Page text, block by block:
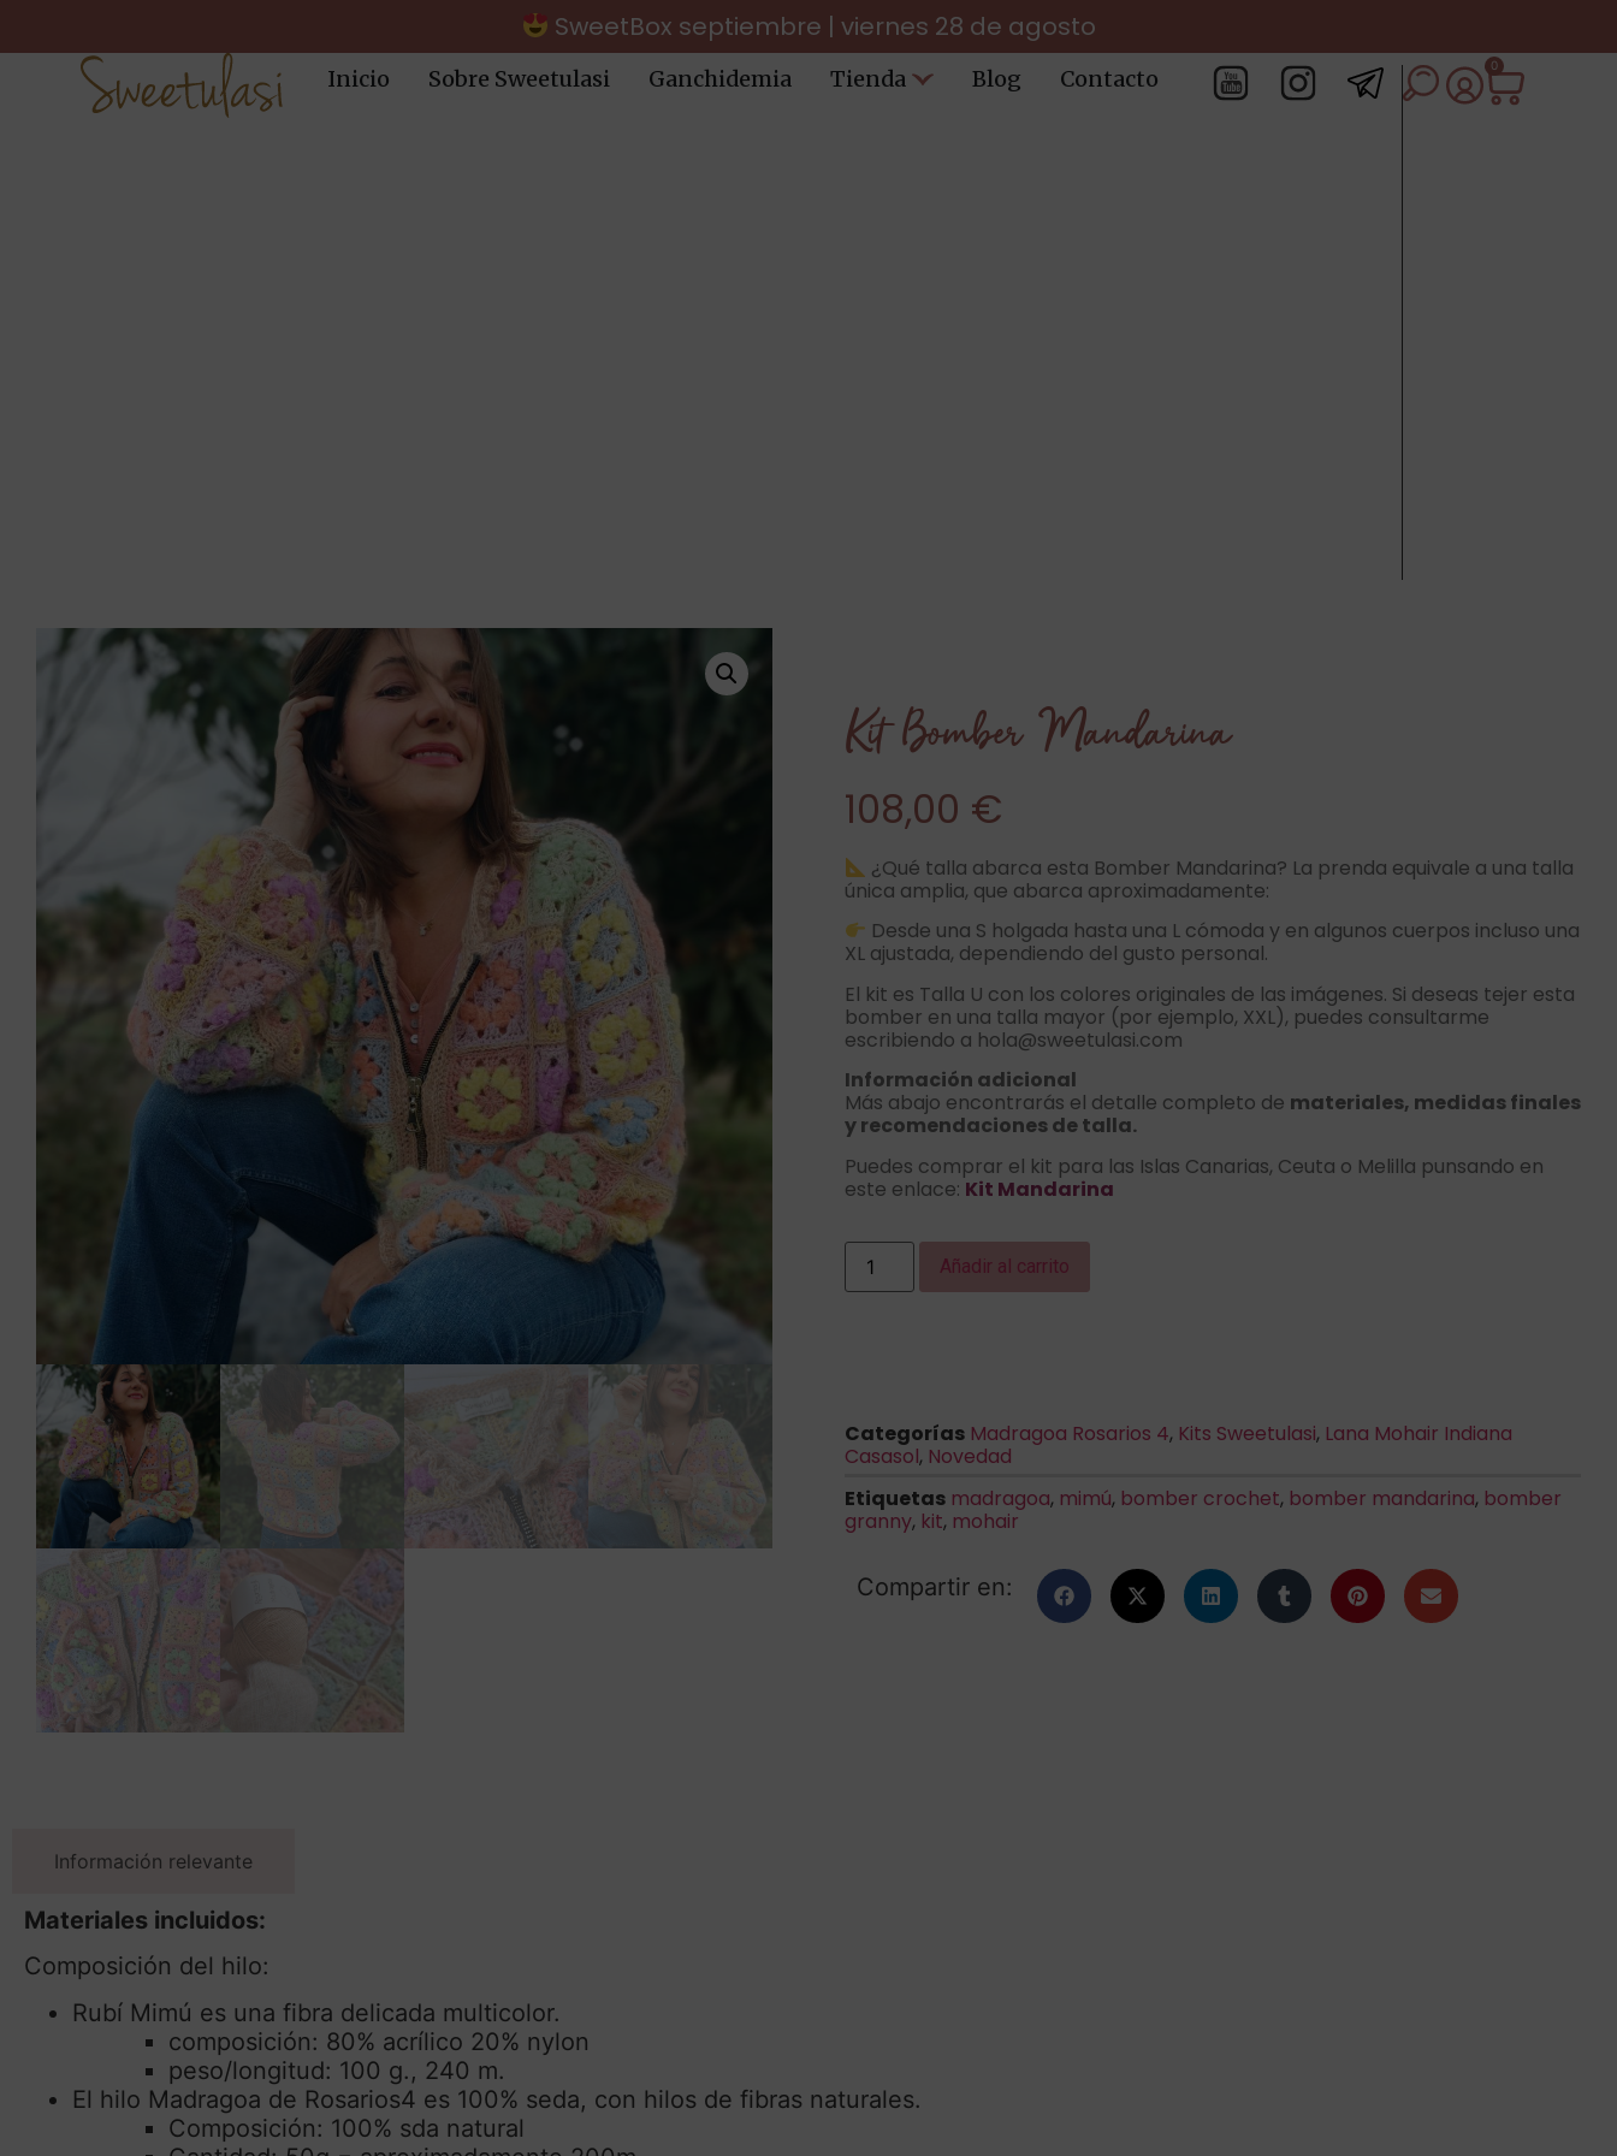
SweetBox septiembre | viernes 28 de agosto
Inicio Sobre Sweetulasi Ganchidemia Tienda Blog Contacto 0
Kit Bomber Mandarina
108,00 €
¿Qué talla abarca esta Bomber Mandarina? La prenda equivale a una talla
única amplia, que abarca aproximadamente:
Desde una S holgada hasta una L cómoda y en algunos cuerpos incluso una
XL ajustada, dependiendo del gusto personal.
El kit es Talla U con los colores originales de las imágenes. Si deseas tejer esta
bomber en una talla mayor (por ejemplo, XXL), puedes consultarme
escribiendo a hola@sweetulasi.com
Información adicional
Más abajo encontrarás el detalle completo de materiales, medidas finales
y recomendaciones de talla.
Puedes comprar el kit para las Islas Canarias, Ceuta o Melilla punsando en
este enlace: Kit Mandarina
Añadir al carrito
Categorías Madragoa Rosarios 4, Kits Sweetulasi, Lana Mohair Indiana
Casasol, Novedad
Etiquetas madragoa, mimú, bomber crochet, bomber mandarina, bomber
granny, kit, mohair
Compartir en:
Información relevante
Materiales incluidos:
Composición del hilo:
Rubí Mimú es una fibra delicada multicolor.
composición: 80% acrílico 20% nylon
peso/longitud: 100 g., 240 m.
El hilo Madragoa de Rosarios4 es 100% seda, con hilos de fibras naturales.
Composición: 100% sda natural